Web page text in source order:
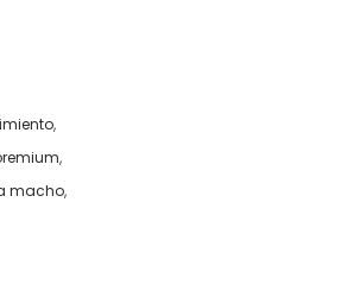
,
,
macho,